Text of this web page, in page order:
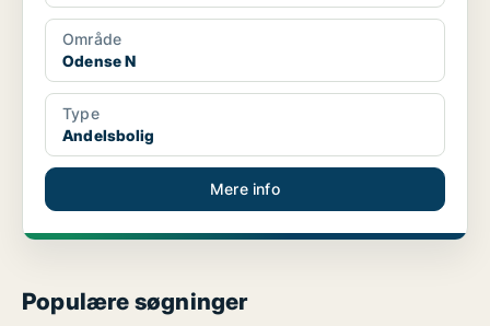
Område
Odense N
Type
Andelsbolig
Mere info
Populære søgninger